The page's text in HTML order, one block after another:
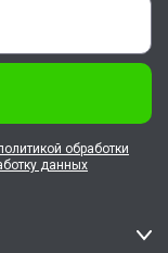
обработки
данных